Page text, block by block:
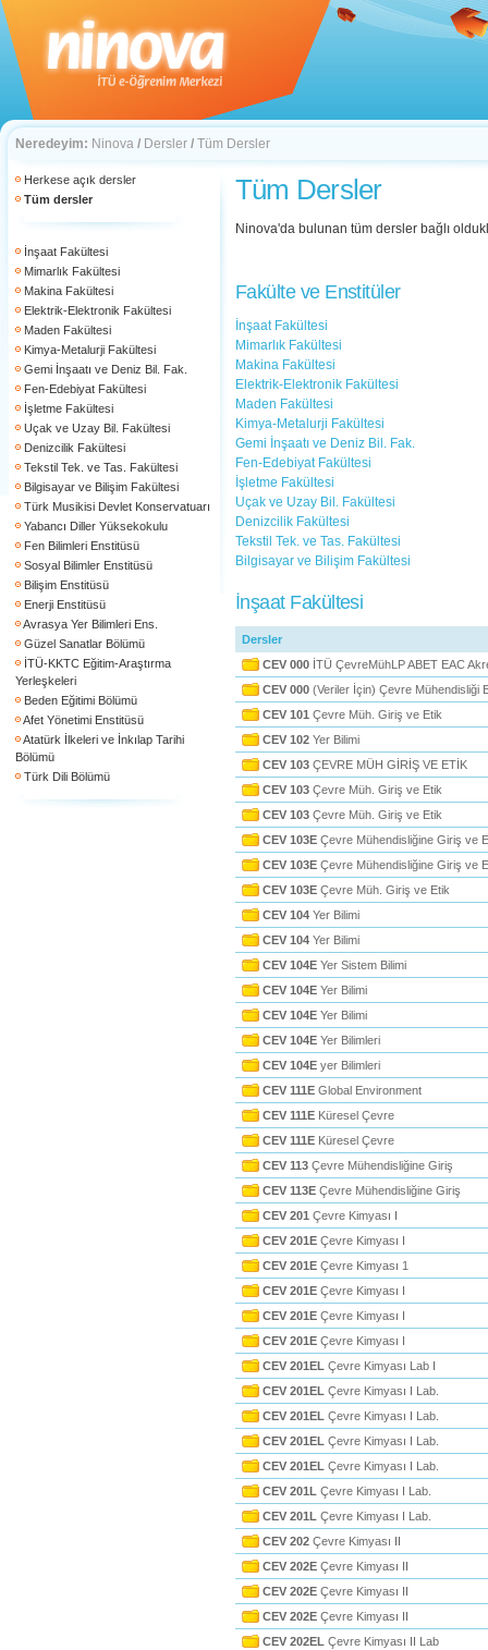
Neredeyim: Ninova / Dersler / Tüm Dersler
Herkese açık dersler
Tüm dersler
İnşaat Fakültesi
Mimarlık Fakültesi
Makina Fakültesi
Elektrik-Elektronik Fakültesi
Maden Fakültesi
Kimya-Metalurji Fakültesi
Gemi İnşaatı ve Deniz Bil. Fak.
Fen-Edebiyat Fakültesi
İşletme Fakültesi
Uçak ve Uzay Bil. Fakültesi
Denizcilik Fakültesi
Tekstil Tek. ve Tas. Fakültesi
Bilgisayar ve Bilişim Fakültesi
Türk Musikisi Devlet Konservatuarı
Yabancı Diller Yüksekokulu
Fen Bilimleri Enstitüsü
Sosyal Bilimler Enstitüsü
Bilişim Enstitüsü
Enerji Enstitüsü
Avrasya Yer Bilimleri Ens.
Güzel Sanatlar Bölümü
İTÜ-KKTC Eğitim-Araştırma
Yerleşkeleri
Beden Eğitimi Bölümü
Afet Yönetimi Enstitüsü
Atatürk İlkeleri ve İnkılap Tarihi
Bölümü
Türk Dili Bölümü
Tüm Dersler
Ninova'da bulunan tüm dersler bağlı
Fakülte ve Enstitüler
İnşaat Fakültesi
Mimarlık Fakültesi
Makina Fakültesi
Elektrik-Elektronik Fakültesi
Maden Fakültesi
Kimya-Metalurji Fakültesi
Gemi İnşaatı ve Deniz Bil. Fak.
Fen-Edebiyat Fakültesi
İşletme Fakültesi
Uçak ve Uzay Bil. Fakültesi
Denizcilik Fakültesi
Tekstil Tek. ve Tas. Fakültesi
Bilgisayar ve Bilişim Fakültesi
İnşaat Fakültesi
Dersler
CEV 000 İTÜ ÇevreMühLP ABET EAC
CEV 000 (Veriler İçin) Çevre Mühendisliği
CEV 101 Çevre Müh. Giriş ve Etik
CEV 102 Yer Bilimi
CEV 103 ÇEVRE MÜH GİRİŞ VE ETİK
CEV 103 Çevre Müh. Giriş ve Etik
CEV 103 Çevre Müh. Giriş ve Etik
CEV 103E Çevre Mühendisliğine Giriş ve
CEV 103E Çevre Mühendisliğine Giriş ve
CEV 103E Çevre Müh. Giriş ve Etik
CEV 104 Yer Bilimi
CEV 104 Yer Bilimi
CEV 104E Yer Sistem Bilimi
CEV 104E Yer Bilimi
CEV 104E Yer Bilimi
CEV 104E Yer Bilimleri
CEV 104E yer Bilimleri
CEV 111E Global Environment
CEV 111E Küresel Çevre
CEV 111E Küresel Çevre
CEV 113 Çevre Mühendisliğine Giriş
CEV 113E Çevre Mühendisliğine Giriş
CEV 201 Çevre Kimyası I
CEV 201E Çevre Kimyası I
CEV 201E Çevre Kimyası 1
CEV 201E Çevre Kimyası I
CEV 201E Çevre Kimyası I
CEV 201E Çevre Kimyası I
CEV 201EL Çevre Kimyası Lab I
CEV 201EL Çevre Kimyası I Lab.
CEV 201EL Çevre Kimyası I Lab.
CEV 201EL Çevre Kimyası I Lab.
CEV 201EL Çevre Kimyası I Lab.
CEV 201L Çevre Kimyası I Lab.
CEV 201L Çevre Kimyası I Lab.
CEV 202 Çevre Kimyası II
CEV 202E Çevre Kimyası II
CEV 202E Çevre Kimyası II
CEV 202E Çevre Kimyası II
CEV 202EL Çevre Kimyası II Lab